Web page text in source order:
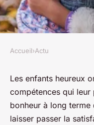
Comment
heureux
vie ?
Accueil›Actu
Les enfants heureux
compétences qui
bonheur à long
laisser passer la